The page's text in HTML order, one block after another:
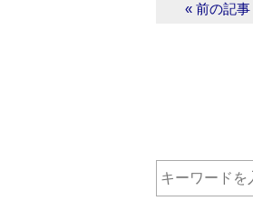
« 前の記事